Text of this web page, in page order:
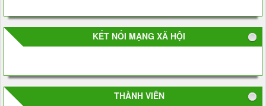
KẾT NỐI MẠNG XÃ HỘI
THÀNH VIÊN